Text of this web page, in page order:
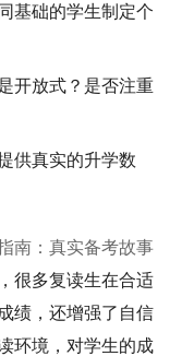
基础的学生制定个
开放式？是否注重
供真实的升学数
南：真实备考故事
很多复读生在合适
绩，还增强了自信
环境，对学生的成